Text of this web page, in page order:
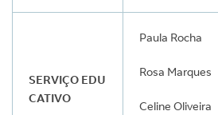
SERVIÇO EDU
CATIVO
Paula Rocha
Rosa Marques
Celine Oliveira